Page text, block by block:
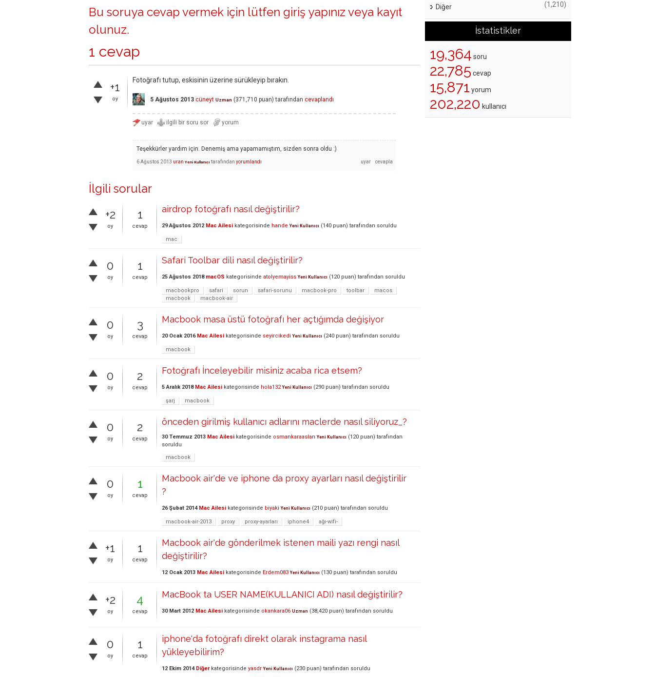
Bu soruya cevap vermek için lütfen giriş yapınız veya kayıt
olunuz.
1 cevap
+1
oy
Fotoğrafı tutup, eskisinin üzerine sürükleyip bırakın.
5 Ağustos 2013 cüneyt Uzman (371,710 puan) tarafından cevaplandı
Teşekkürler yardım için. Denemiş ama yapamamıştım, sizden sonra oldu :)
6 Ağustos 2013 uran Yeni Kullanıcı tarafından yorumlandı
İlgili sorular
+2
oy
1
cevap
airdrop fotoğrafı nasıl değiştirilir?
29 Ağustos 2012 Mac Ailesi kategorisinde hande Yeni Kullanıcı (140 puan) tarafından soruldu
mac
0
oy
1
cevap
Safari Toolbar dili nasıl değiştirilir?
25 Ağustos 2018 macOS kategorisinde atolyemayiss Yeni Kullanıcı (120 puan) tarafından soruldu
macbookpro safari sorun safari-sorunu macbook-pro toolbar
macos
macbook
macbook-air
0
oy
3
cevap
Macbook masa üstü fotoğrafı her açtığımda değişiyor
20 Ocak 2016 Mac Ailesi kategorisinde seyircikedi Yeni Kullanıcı (240 puan) tarafından soruldu
macbook
0
oy
2
cevap
Fotoğrafı İnceleyebilir misiniz acaba rica etsem?
5 Aralık 2018 Mac Ailesi kategorisinde hola132 Yeni Kullanıcı (290 puan) tarafından soruldu
şarj macbook
0
oy
2
cevap
önceden girilmiş kullanıcı adlarını maclerde nasıl siliyoruz_?
30 Temmuz 2013 Mac Ailesi kategorisinde osmankaraaslan Yeni Kullanıcı (120 puan) tarafından
soruldu
macbook
0
oy
1
cevap
Macbook air'de ve iphone da proxy ayarları nasıl değiştirilir
?
26 Şubat 2014 Mac Ailesi kategorisinde biyaki Yeni Kullanıcı (210 puan) tarafından soruldu
macbook-air-2013 proxy proxy-ayarları iphone4 ağı-wifi-
+1
oy
1
cevap
Macbook air'de gönderilmek istenen maili yazı rengi nasıl
değiştirilir?
12 Ocak 2013 Mac Ailesi kategorisinde Erdem083 Yeni Kullanıcı (130 puan) tarafından soruldu
+2
oy
4
cevap
MacBook ta USER NAME(KULLANICI ADI) nasıl değiştirilir?
30 Mart 2012 Mac Ailesi kategorisinde okankara06 Uzman (38,420 puan) tarafından soruldu
0
oy
1
cevap
iphone'da fotoğrafı direkt olarak instagrama nasıl
yükleyebilirim?
12 Ekim 2014 Diğerkategorisinde yasdr Yeni Kullanıcı (230 puan) tarafından soruldu
Diğer (1,210)
İstatistikler
19,364 soru
22,785 cevap
15,871 yorum
202,220 kullanıcı